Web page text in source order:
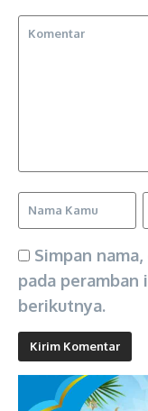
Simpan
pada peramban
berikutnya.